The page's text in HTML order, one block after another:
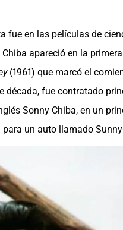
fue en las películas de
apareció en la
(1961) que marcó el
década, fue contratado
Sonny Chiba, en un
un auto llamado